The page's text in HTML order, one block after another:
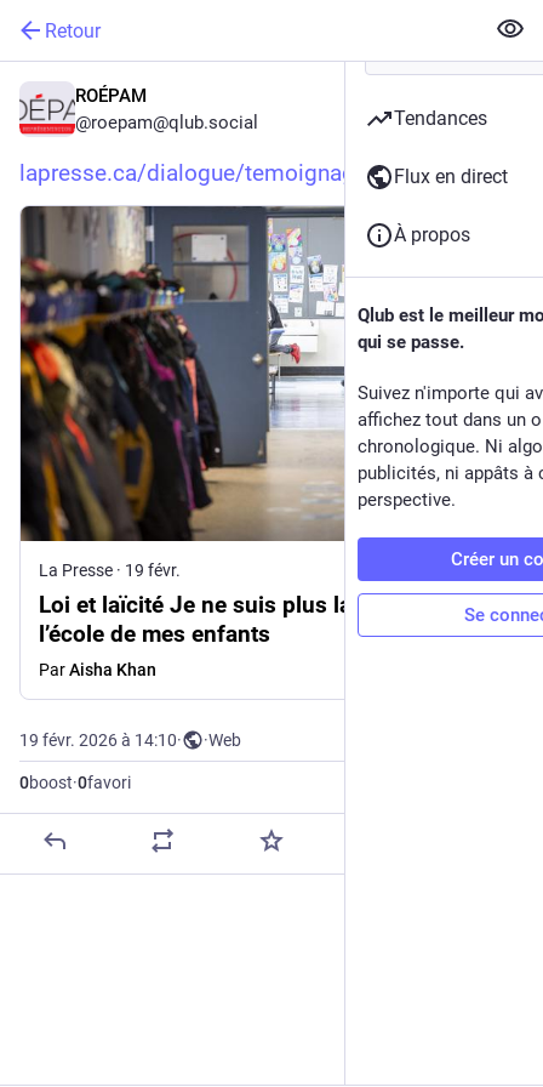
Retour
ROÉPAM
@roepam@qlub.social
lapresse.ca/dialogue/temoignag
La Presse · 19 févr.
Loi et laïcité Je ne suis plus la bienvenue à
l’école de mes enfants
ParAisha Khan
19 févr. 2026 à 14:10· ·Web
0boost·0favori
Tendances
Flux en direct
À propos
Qlub est le meilleur
qui se passe.
Suivez n'importe qui
affichez tout dans un
chronologique. Ni
publicités, ni appâts à
perspective.
Créer un
Se